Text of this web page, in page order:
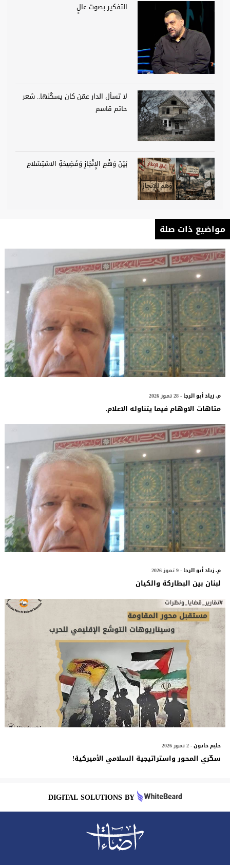
التفكير بصوت عالٍ
لا تسأل الدار عمّن كان يسكُنها.. شعر
حاتم قاسم
بَيْنَ وَهْمِ الإِنْجَازِ وَفَضِيحَةِ الاسْتِسْلامِ
مواضيع ذات صلة
م. زياد أبو الرجا - 28 تموز 2026
متاهات الاوهام فيما يتناوله الاعلام.
م. زياد أبو الرجا - 9 تموز 2026
لبنان بين البطاركة والكيان
حليم خاتون- 2 تموز 2026
سكّري المحور واستراتيجية السلامي الأميركية!
DIGITAL SOLUTIONS BY